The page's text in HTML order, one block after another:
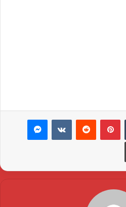
بينتيريست ماسنجر
طباعة